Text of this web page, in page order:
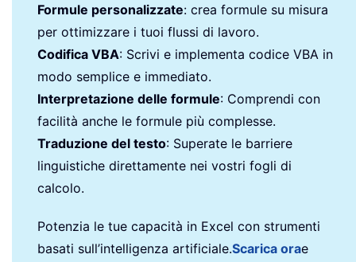
Formule personalizzate: crea formule su misura
per ottimizzare i tuoi flussi di lavoro.
Codifica VBA: Scrivi e implementa codice VBA in
modo semplice e immediato.
Interpretazione delle formule: Comprendi con
facilità anche le formule più complesse.
Traduzione del testo: Superate le barriere
linguistiche direttamente nei vostri fogli di
calcolo.
Potenzia le tue capacità in Excel con strumenti
basati sull’intelligenza artificiale.Scarica orae